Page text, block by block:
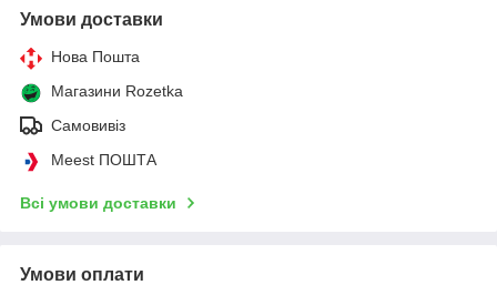
Умови доставки
Нова Пошта
Магазини Rozetka
Самовивіз
Meest ПОШТА
Всі умови доставки
Умови оплати